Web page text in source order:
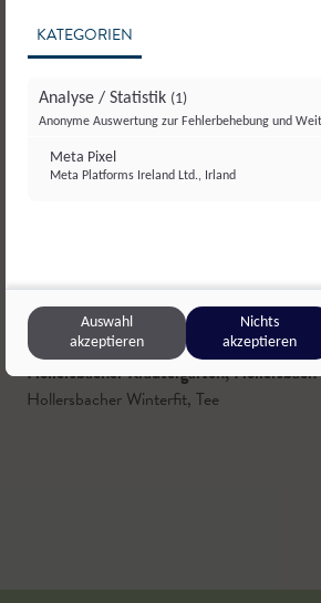
Hollersbacher Kräutergarten,Hollersbach
Hollersbacher Winterfit, Tee
KATEGORIEN
Analyse / Statistik (1)
Anonyme Auswertung zur Fehlerbehebung und
Meta Pixel
Meta Platforms Ireland Ltd., Irland
Auswahl
akzeptieren
Nichts
akzeptieren